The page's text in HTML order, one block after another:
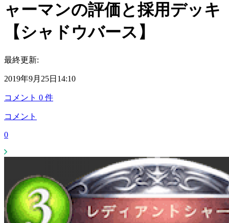
ャーマンの評価と採用デッキ
【シャドウバース】
最終更新:
2019年9月25日14:10
コメント 0 件
コメント
0